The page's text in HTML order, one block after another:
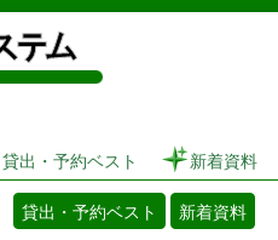
図書館 蔵書検索・予
貸出・予約ベスト 新着資料
貸出・予約ベスト 新着資料